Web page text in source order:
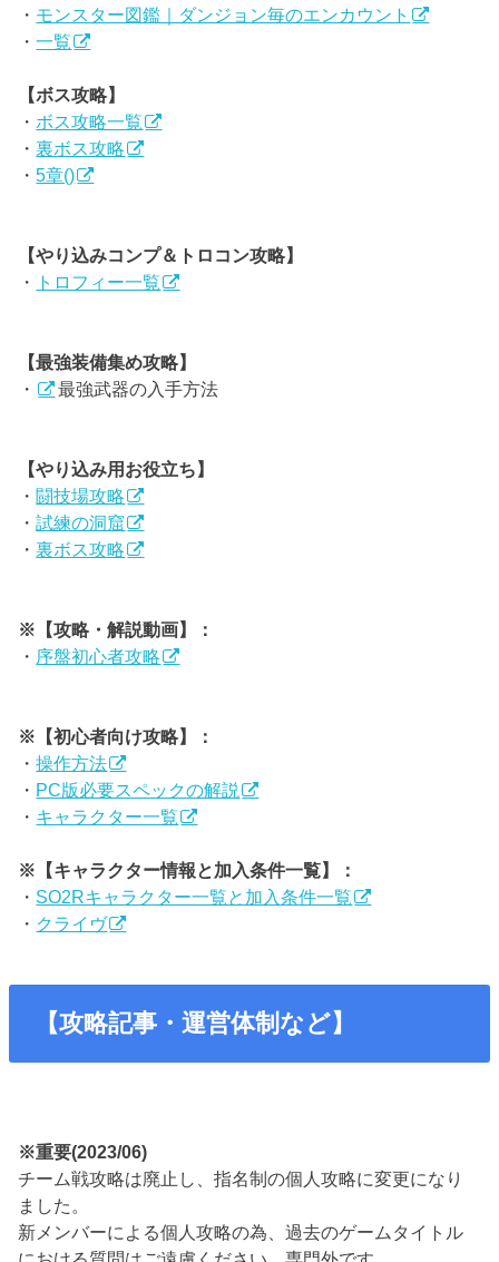
・ モンスター図鑑｜ダンジョン毎のエンカウント
・一覧
【ボス攻略】
・ ボス攻略一覧
・裏ボス攻略
・5章()
【やり込みコンプ＆トロコン攻略】
・
トロフィー一覧
【最強装備集め攻略】
・
最強武器の入手方法
【やり込み用お役立ち】
・闘技場攻略
・試練の洞窟
・裏ボス攻略
※【攻略・解説動画】：
・ 序盤初心者攻略
※【初心者向け攻略】：
・操作方法
・ PC版必要スペックの解説
・ キャラクター一覧
※【キャラクター情報と加入条件一覧】：
・ SO2Rキャラクター一覧と加入条件一覧
・ クライヴ
【攻略記事・運営体制など】
※重要(2023/06)
チーム戦攻略は廃止し、指名制の個人攻略に変更になり
ました。
新メンバーによる個人攻略の為、過去のゲームタイトル